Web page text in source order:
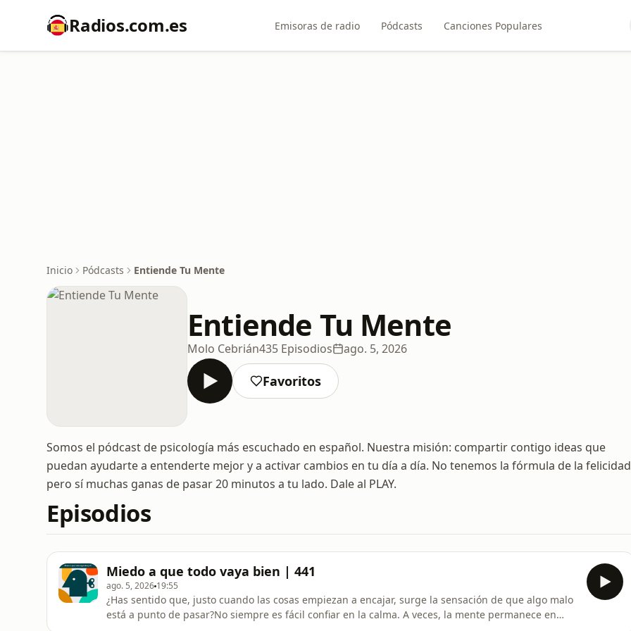
Radios.com.es Emisoras de radio Pódcasts Canciones Populares
Inicio Pódcasts Entiende Tu Mente
Entiende Tu Mente
Molo Cebrián435 Episodios ago. 5, 2026
Favoritos
Somos el pódcast de psicología más escuchado en español. Nuestra misión: compartir contigo ideas que
puedan ayudarte a entenderte mejor y a activar cambios en tu día a día. No tenemos la fórmula de la
pero sí muchas ganas de pasar 20 minutos a tu lado. Dale al PLAY.
Episodios
Miedo a que todo vaya bien | 441
ago. 5, 2026 19:55
¿Has sentido que, justo cuando las cosas empiezan a encajar, surge la sensación de que algo malo
está a punto de pasar?No siempre es fácil confiar en la calma. A veces, la mente permanece en